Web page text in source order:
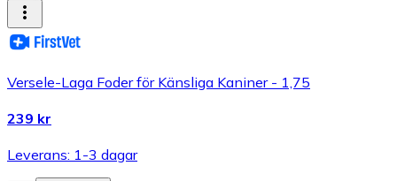
Versele-Laga Foder för Känsliga Kaniner - 1,75
239 kr
Leverans: 1-3 dagar